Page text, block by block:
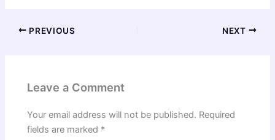
PREVIOUS NEXT
Leave a Comment
Your email address will not be published. Required
fields are marked *